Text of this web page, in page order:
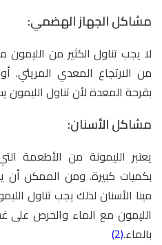
مشاكل الجهاز الهضمي:
لا يجب تناول الكثير من
من الارتجاع المعدي
بقرحة المعدة لأن تناول
مشاكل الأسنان:
يعتبر الليمونة من الأطعمة
بكميات كبيرة. ومن الممكن
مينا الأسنان لذلك يجب تناول
الليمون مع الماء والحرص على
بالماء.(2)